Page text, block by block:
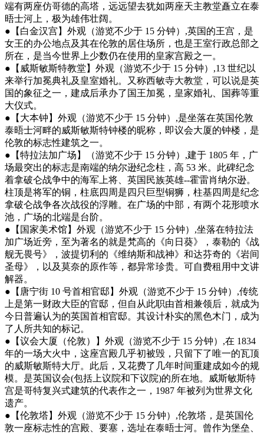
端有两座仿哥德的高塔，远远望去犹如两座天主教堂矗立在泰
晤士河上，极为雄伟壮阔。
●【白金汉宫】外观（游览不少于 15 分钟）,英国的王宫，是
女王的办公地点及其在伦敦的居住场所，也是王室行政总部之
所在，是当今世界上少数仍在使用的皇家宫殿之一。
●【威斯敏斯特教堂】外观（游览不少于 15 分钟）,13 世纪以
来举行加冕典礼及皇室婚礼。又称西敏寺大教堂，可以说是英
国的象征之一，建成后承办了国王加冕，皇家婚礼、国葬等重
大仪式。
●【大本钟】外观（游览不少于 15 分钟）,是坐落在英国伦敦
泰晤士河畔的威斯敏斯特钟楼的昵称，即议会大厦的钟楼，是
伦敦的标志性建筑之一。
●【特拉法加广场】（游览不少于 15 分钟）,建于 1805 年，广
场最突出的标志是南端的纳尔逊纪念柱，高 53 米。此碑纪念
着拿破仑战争中的海军上将、英国民族英雄--霍雷肖纳尔逊。
柱顶是将军的铜，柱底四周是四只巨型铜狮，柱基四周是纪念
拿破仑战争各次战役的浮雕。在广场的中部，有两个花形喷水
池，广场的北端是台阶。
●【国家美术馆】外观（游览不少于 15 分钟）,坐落在特拉法
加广场近旁，至为著名的就是梵高的《向日葵》，泰勒的《战
舰无畏号》，波提切利的《维纳斯和战神》和达芬奇的《岩间
圣母》，以及莫奈的原作等，都异常珍贵。可自费租用中文讲
解器。
●【唐宁街 10 号首相官邸】外观（游览不少于 15 分钟）,传统
上是第一财政大臣的官邸，但自从此职由首相兼领后，就成为
今日普遍认为的英国首相官邸。其设计朴实的黑色木门，成为
了人所共知的标记。
●【议会大厦（伦敦）】外观（游览不少于 15 分钟）,在 1834
年的一场大火中，这座宫殿几乎初被毁，只留下了唯一的瓦顶
的威斯敏斯特大厅。此后，又花费了几年时间重建成如今的规
模。是英国议会(包括上议院和下议院)的所在地。威斯敏斯特
宫是哥特复兴式建筑的代表作之一，1987 年被列为世界文化
遗产。
●【伦敦塔】外观（游览不少于 15 分钟）,伦敦塔，是英国伦
敦一座标志性的宫殿、要塞，选址在泰晤士河。曾作为堡垒、